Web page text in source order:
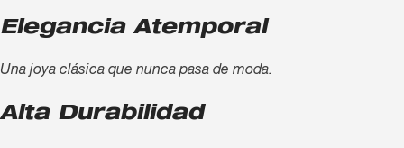
Elegancia Atemporal
Una joya clásica que nunca pasa de moda.
Alta Durabilidad